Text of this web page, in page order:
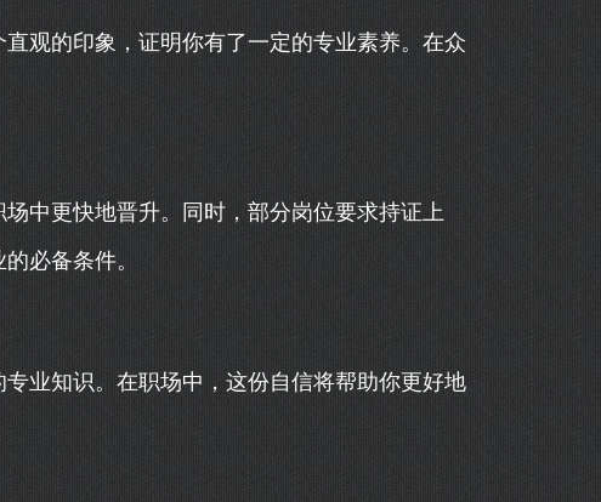
观的印象，证明你有了一定的专业素养。在众
中更快地晋升。同时，部分岗位要求持证上
必备条件。
业知识。在职场中，这份自信将帮助你更好地